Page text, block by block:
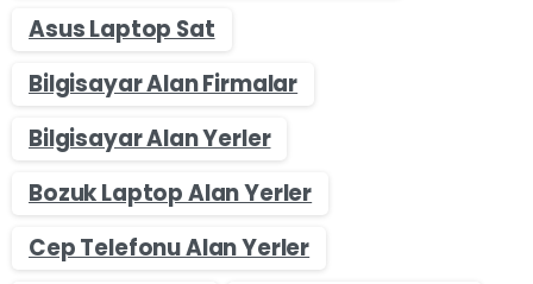
Asus Laptop Sat
Bilgisayar Alan Firmalar
Bilgisayar Alan Yerler
Bozuk Laptop Alan Yerler
Cep Telefonu Alan Yerler